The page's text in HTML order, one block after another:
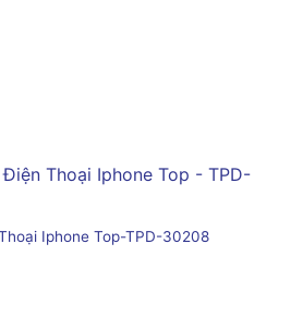
Iphone Top-TPD-30208